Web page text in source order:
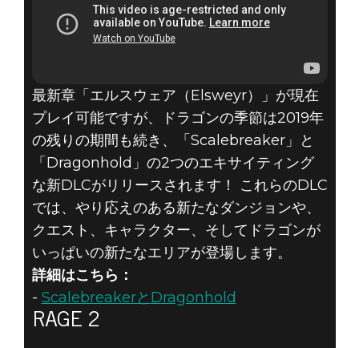
最新章「エルスウェア（Elsweyr）」が現在
プレイ可能ですが、ドラゴンの季節は2019年
の残りの期間も続き、「Scalebreaker」と
「Dragonhold」の2つのエキサイティング
な新DLCがリリースされます！ これらのDLC
では、やり応えのある新たなダンジョンや、
クエスト、キャラクター、そしてドラゴンが
いっぱいの新たなエリアが登場します。
詳細はこちら：
- ScalebreakerとDragonhold
RAGE 2